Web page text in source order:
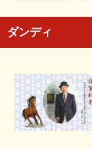
ダンディ